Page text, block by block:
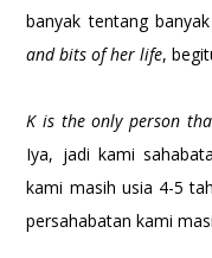
banyak tentang
and bits of her life,
K is the only person
Iya, jadi kami
kami masih usia 4-5
persahabatan kami